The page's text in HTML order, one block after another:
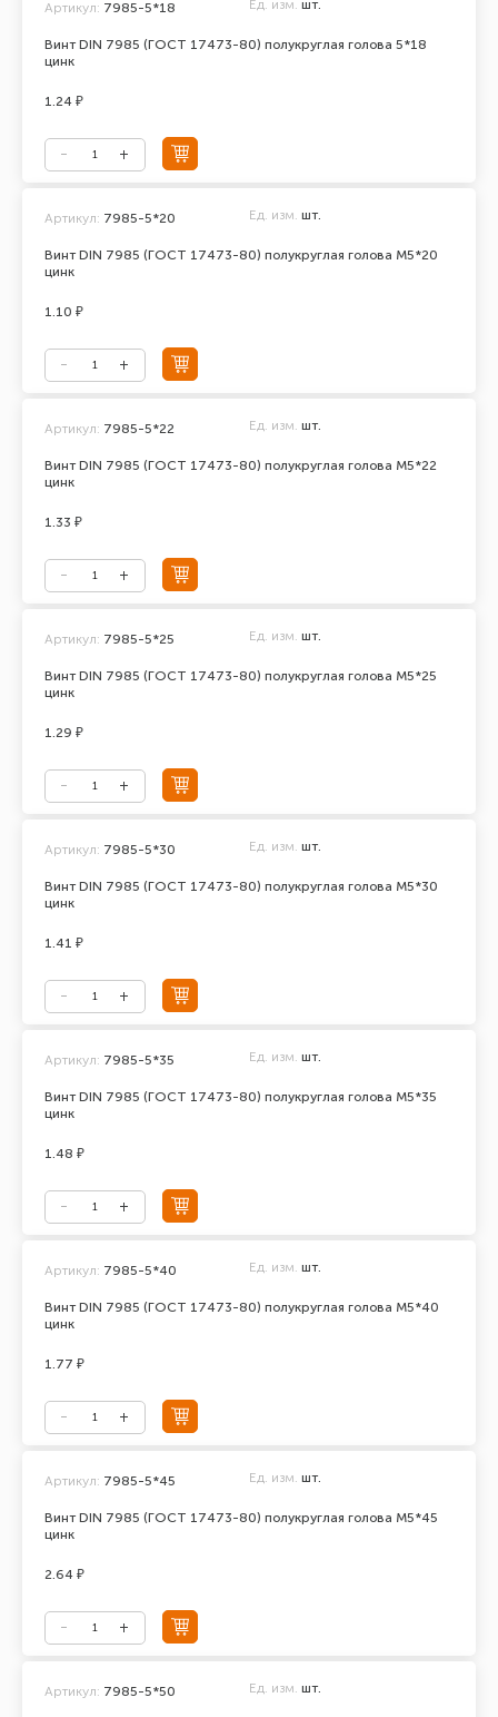
Винт DIN 7985 (ГОСТ 17473-80) полукруглая голова 5*18
цинк
Артикул: 7985-5*18 Ед. изм. шт.
1.24 ₽
Винт DIN 7985 (ГОСТ 17473-80) полукруглая голова М5*20
цинк
Артикул: 7985-5*20 Ед. изм. шт.
1.10 ₽
Винт DIN 7985 (ГОСТ 17473-80) полукруглая голова М5*22
цинк
Артикул: 7985-5*22 Ед. изм. шт.
1.33 ₽
Винт DIN 7985 (ГОСТ 17473-80) полукруглая голова М5*25
цинк
Артикул: 7985-5*25 Ед. изм. шт.
1.29 ₽
Винт DIN 7985 (ГОСТ 17473-80) полукруглая голова М5*30
цинк
Артикул: 7985-5*30 Ед. изм. шт.
1.41 ₽
Винт DIN 7985 (ГОСТ 17473-80) полукруглая голова М5*35
цинк
Артикул: 7985-5*35 Ед. изм. шт.
1.48 ₽
Винт DIN 7985 (ГОСТ 17473-80) полукруглая голова М5*40
цинк
Артикул: 7985-5*40 Ед. изм. шт.
1.77 ₽
Винт DIN 7985 (ГОСТ 17473-80) полукруглая голова М5*45
цинк
Артикул: 7985-5*45 Ед. изм. шт.
2.64 ₽
Артикул: 7985-5*50 Ед. изм. шт.